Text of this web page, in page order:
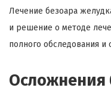
Лечение безоара
и решение о методе
полного обследования и
Осложнения